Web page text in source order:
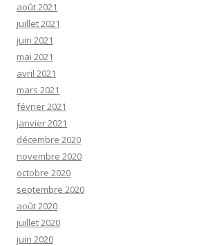
août 2021
juillet 2021
juin 2021
mai 2021
avril 2021
mars 2021
février 2021
janvier 2021
décembre 2020
novembre 2020
octobre 2020
septembre 2020
août 2020
juillet 2020
juin 2020